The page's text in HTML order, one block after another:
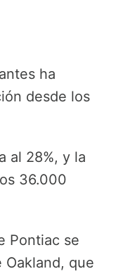
ha
desde los
al 28%, y la
36.000
Pontiac se
que